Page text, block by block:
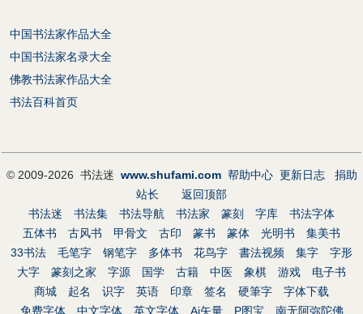
中国书法家作品大全
中国书法家名录大全
佛教书法家作品大全
书法百科首页
© 2009-2026 书法迷 www.shufami.com 帮助中心 更新日志
捐助
站长
返回顶部
书法迷
书法集 书法导航 书法家 篆刻 字库
书法字体
五体书
古风书 甲骨文 古印 篆书 篆体 光明书
集美书
33书法
毛笔字 钢笔字 多体书 花鸟字 書法视频 集字
字形
大字
篆刻之家 字源 国学 古籍 中医 象棋 游戏
电子书
商城
起名 识字 英语 印章 签名 硬筆字
字体下载
免费字体
中文字体 英文字体 Ai矢量 P图宝 南无阿弥陀佛